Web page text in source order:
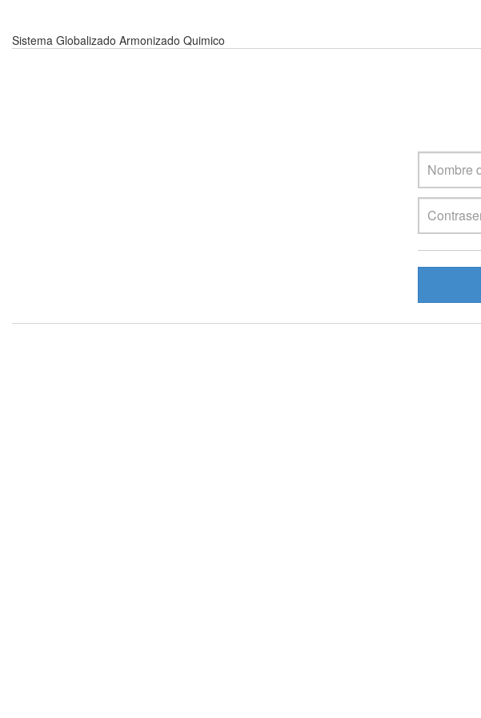
Sistema Globalizado Armonizado Quimico